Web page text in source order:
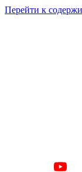
Перейти к